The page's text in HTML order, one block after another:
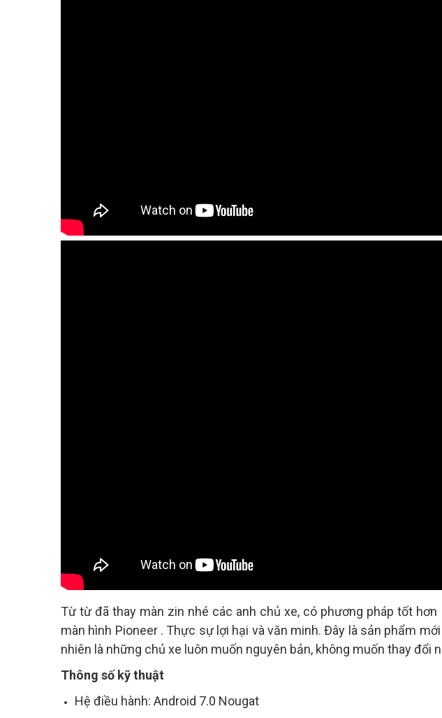
Từ từ đã thay màn zin nhé các anh chủ xe, có phương pháp tốt
màn hình Pioneer . Thực sự lợi hại và văn minh. Đây là sản phẩm
nhiên là những chủ xe luôn muốn nguyên bản, không muốn thay
Thông số kỹ thuật
Hệ điều hành: Android 7.0 Nougat